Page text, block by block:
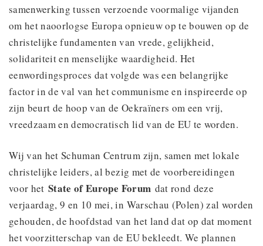
samenwerking tussen verzoende voormalige vijanden
om het naoorlogse Europa opnieuw op te bouwen op de
christelijke fundamenten van vrede, gelijkheid,
solidariteit en menselijke waardigheid. Het
eenwordingsproces dat volgde was een belangrijke
factor in de val van het communisme en inspireerde op
zijn beurt de hoop van de Oekraïners om een vrij,
vreedzaam en democratisch lid van de EU te worden.
Wij van het Schuman Centrum zijn, samen met lokale
christelijke leiders, al bezig met de voorbereidingen
voor hetState of Europe Forum dat rond deze
verjaardag, 9 en 10 mei, in Warschau (Polen) zal worden
gehouden, de hoofdstad van het land dat op dat moment
het voorzitterschap van de EU bekleedt. We plannen